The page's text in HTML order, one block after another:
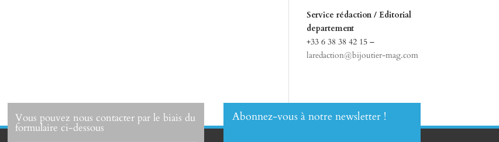
Service rédaction / Editorial
departement
+33 6 38 38 42 15 –
laredaction@bijoutier-mag.com
Vous pouvez nous contacter par le biais du
formulaire ci-dessous
Abonnez-vous à notre newsletter !